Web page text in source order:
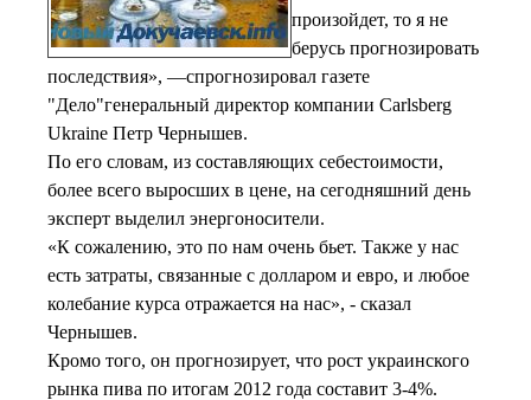
произойдет, то я не
берусь прогнозировать
последствия», —спрогнозировал газете
"Дело"генеральный директор компании Carlsberg
Ukraine Петр Чернышев.
По его словам, из составляющих себестоимости,
более всего выросших в цене, на сегодняшний день
эксперт выделил энергоносители.
«К сожалению, это по нам очень бьет. Также у нас
есть затраты, связанные с долларом и евро, и любое
колебание курса отражается на нас», - сказал
Чернышев.
Кромо того, он прогнозирует, что рост украинского
рынка пива по итогам 2012 года составит 3-4%.